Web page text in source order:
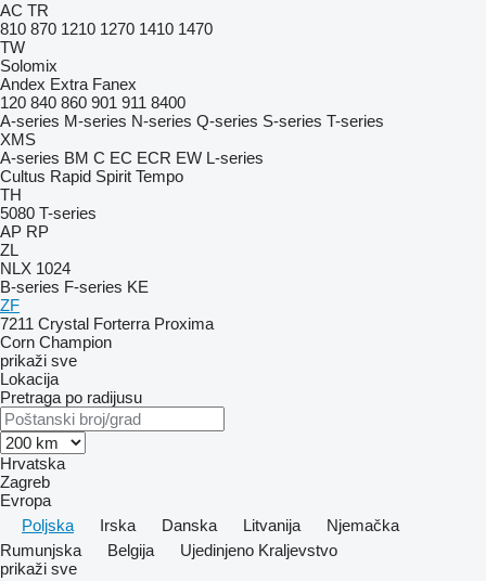
AC TR
810 870 1210 1270 1410 1470
TW
Solomix
Andex Extra Fanex
120 840 860 901 911 8400
A-series M-series N-series Q-series S-series T-series
XMS
A-series BM C EC ECR EW L-series
Cultus Rapid Spirit Tempo
TH
5080 T-series
AP RP
ZL
NLX 1024
B-series F-series KE
ZF
7211 Crystal Forterra Proxima
Corn Champion
prikaži sve
Lokacija
Pretraga po radijusu
Hrvatska
Zagreb
Evropa
Poljska
Irska Danska Litvanija
Njemačka
Rumunjska
Belgija
Ujedinjeno Kraljevstvo
prikaži sve